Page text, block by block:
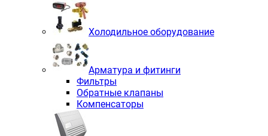
Холодильное оборудование
Арматура и фитинги
Фильтры
Обратные клапаны
Компенсаторы